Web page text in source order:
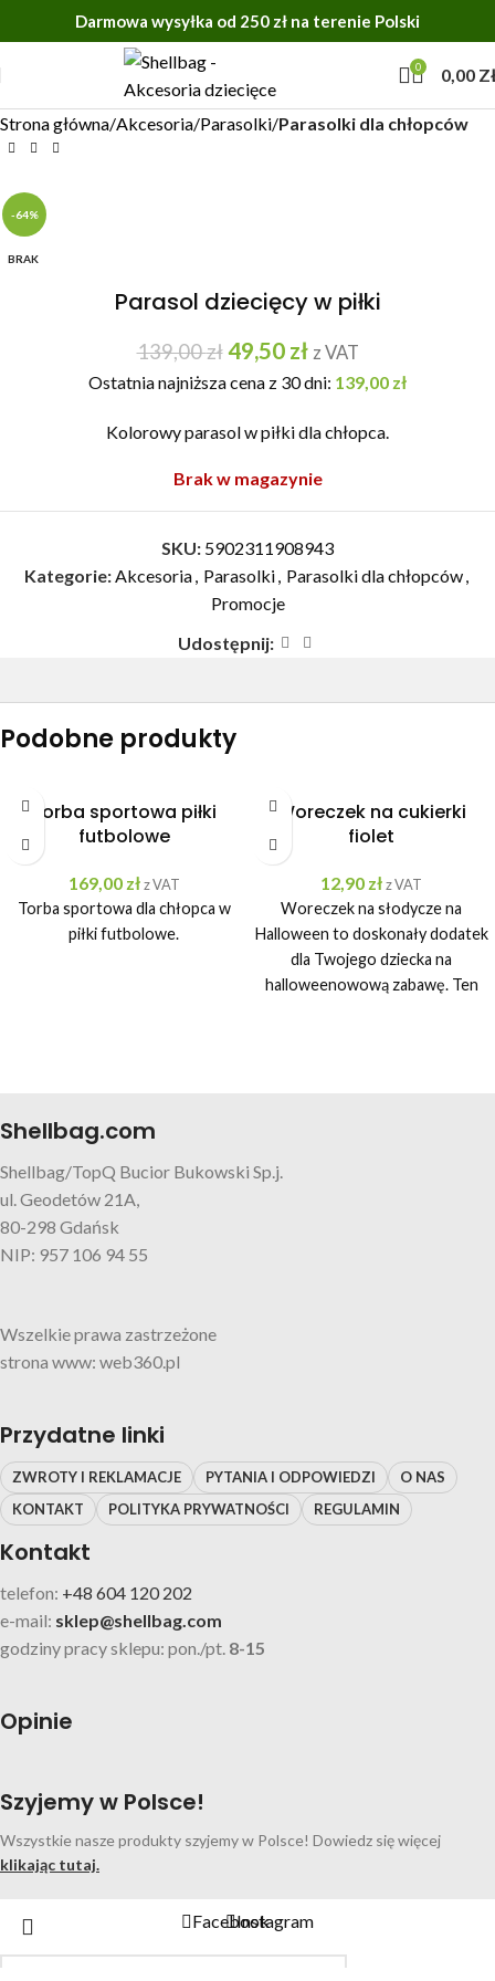
Darmowa wysyłka od 250 zł na terenie Polski
0 0,00
Strona główna Akcesoria Parasolki Parasolki dla chłopców
-64%
BRAK
Parasol dziecięcy w piłki
139,00zł 49,50 zł z VAT
Ostatnia najniższa cena z 30 dni: 139,00 zł
Kolorowy parasol w piłki dla chłopca.
Brak w magazynie
SKU: 5902311908943
Kategorie:Akcesoria, Parasolki, Parasolki dla chłopców,
Promocje
Udostępnij:
Podobne produkty
Torba sportowa piłki
futbolowe
169,00 zł z VAT
Torba sportowa dla chłopca w
piłki futbolowe.
Woreczek na cukierki
fiolet
12,90 złz VAT
Woreczek na słodycze na
Halloween to doskonały dodatek
dla Twojego dziecka na
halloweenowową zabawę. Ten
Shellbag.com
Shellbag/TopQ Bucior Bukowski Sp.j.
ul. Geodetów 21A,
80-298 Gdańsk
NIP: 957 106 94 55
Wszelkie prawa zastrzeżone
strona www: web360.pl
Przydatne linki
ZWROTY I REKLAMACJE PYTANIA I ODPOWIEDZI
O NAS
KONTAKT
POLITYKA PRYWATNOŚCI REGULAMIN
Kontakt
telefon: +48 604 120 202
e-mail: sklep@shellbag.com
godziny pracy sklepu: pon./pt. 8-15
Opinie
Szyjemy w Polsce!
Wszystkie nasze produkty szyjemy w Polsce! Dowiedz się więcej
klikając tutaj.
FacebookInstagram